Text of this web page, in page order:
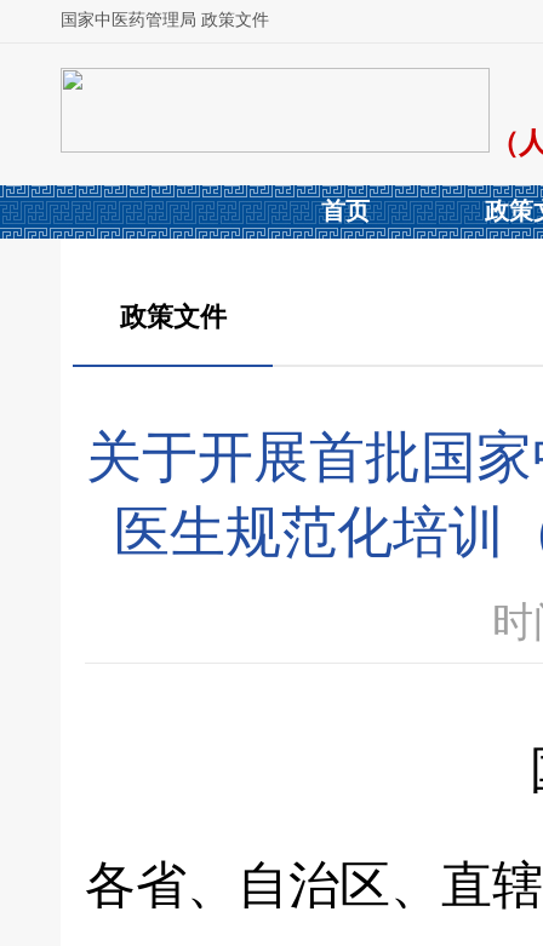
国家中医药管理局 政策文件
（
首页 政策
政策文件
关于开展首批国
医生规范化培训
各省、自治区、直